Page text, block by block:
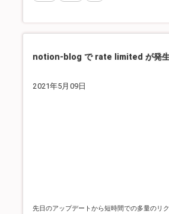
notion-blog で rate limited が発
2021年5月09日
先日のアップデートから短時間での多量のリ